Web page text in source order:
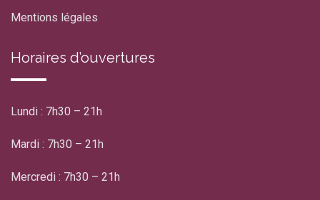
Mentions légales
Horaires d’ouvertures
Lundi : 7h30 – 21h
Mardi : 7h30 – 21h
Mercredi : 7h30 – 21h